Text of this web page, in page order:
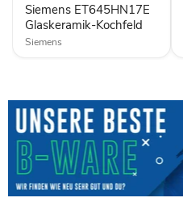
Siemens ET645HN17E
Glaskeramik-Kochfeld
Siemens